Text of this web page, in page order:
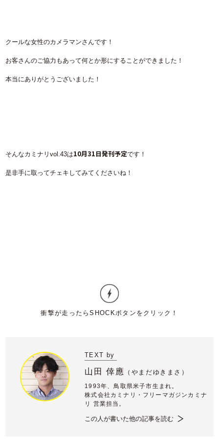
クールな女性のカメラマンさんです！
お客さんのご協力もあって何とか形にすることができました！
本当にありがとうございました！
そんなカミナリvol.43は10月31日発刊予定です！
是非手に取ってチェキしてみてくださいね！
TEXT by
山田 倖應 （ やまだゆきまさ）
1993年、鳥取県米子市生まれ。
株式会社カミナリ・フリーマガジンカミナ
リ 営業担当。
この人が書いた他の記事を読む